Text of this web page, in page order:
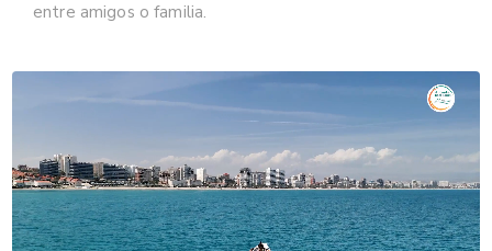
entre amigos o familia.